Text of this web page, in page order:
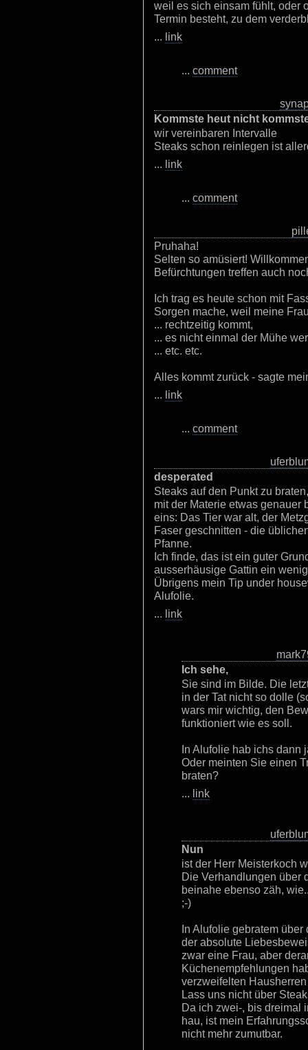
weil es sich einsam fühlt, oder
Termin besteht, zu dem
... link
... comment
Kommste heut nicht
wir vereinbaren Intervalle
Steaks schon reinlegen ist
... link
... comment
Pruhaha!
Selten so amüsiert!
Befürchtungen treffen auch
Ich trag es heute schon mit
Sorgen mache, weil meine
... rechtzeitig kommt,
... es nicht einmal der Mühe
... etc. etc.
Alles kommt zurück - sagte
... link
... comment
desperated
Steaks auf den Punkt zu
mit der Materie etwas genauer
eins: Das Tier war alt, der
Faser geschnitten - die
Pfanne.
Ich finde, das ist ein guter
ausserhäusige Gattin ein
Übrigens mein Tip under
Alufolie.
... link
Ich sehe,
Sie sind im Bilde. Die
in der Tat nicht so dolle
wars mir wichtig, den
funktioniert wie es soll.
In Alufolie hab ichs dann
Oder meinten Sie einen
braten?
... link
Nun
ist der Herr Meisterkoch
Die Verhandlungen über
beinahe ebenso zäh,
;-)
In Alufolie gebratem
der absolute
zwar eine Frau, aber
Küchenempfehlungen
verzweifelten
Lass uns nicht über
Da ich zwei-, bis dreimal
hau, ist mein
nicht mehr zumutbar.